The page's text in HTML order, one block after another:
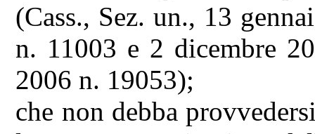
(Cass., Sez. un., 13
n. 11003 e 2 dicembre
2006 n. 19053);
che non debba